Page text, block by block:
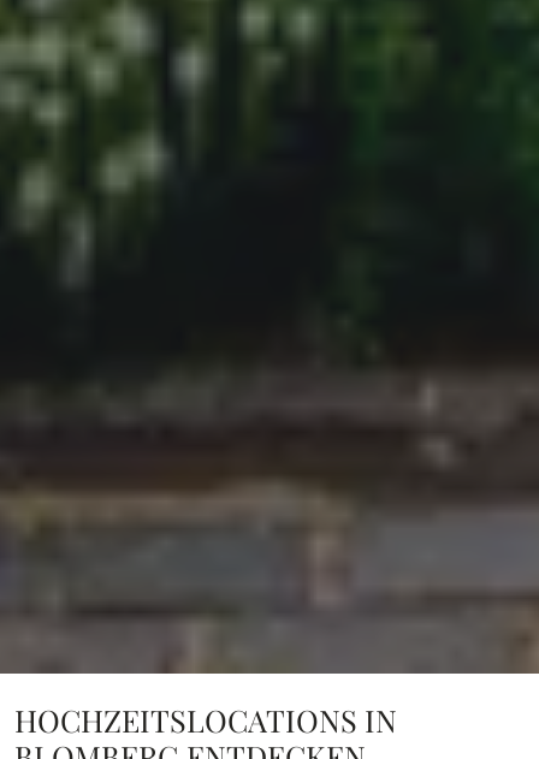
HOCHZEITSLOCATIONS IN